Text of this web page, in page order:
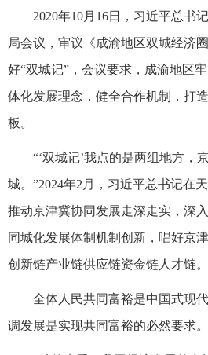
2020年10月16日，习近平总书
局会议，审议《成渝地区双城经济
好“双城记”，会议要求，成渝地区
体化发展理念，健全合作机制，打
板。
“‘双城记’我点的是两组地方，
城。”2024年2月，习近平总书记在
推动京津冀协同发展走深走实，深
同城化发展体制机制创新，唱好京
创新链产业链供应链资金链人才链
全体人民共同富裕是中国式现
调发展是实现共同富裕的必然要求。